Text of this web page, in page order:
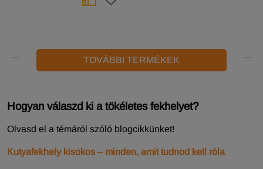
TOVÁBBI TERMÉKEK
Hogyan válaszd ki a tökéletes fekhelyet?
Olvasd el a témáról szóló blogcikkünket!
Kutyafekhely kisokos – minden, amit tudnod kell róla